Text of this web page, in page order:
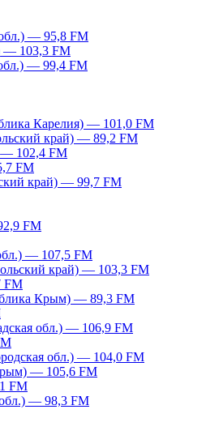
— 95,8 FM
— 103,3 FM
— 99,4 FM
Карелия) — 101,0 FM
край) — 89,2 FM
— 102,4 FM
FM
край) — 99,7 FM
FM
— 107,5 FM
край) — 103,3 FM
FM
Крым) — 89,3 FM
обл.) — 106,9 FM
обл.) — 104,0 FM
— 105,6 FM
FM
— 98,3 FM